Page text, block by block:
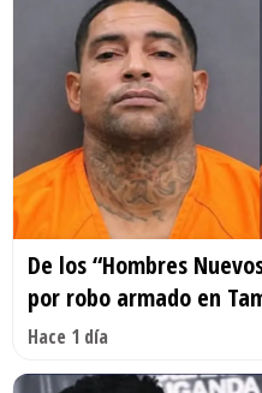
De los “Hombres
por robo armado en
Hace 1 día